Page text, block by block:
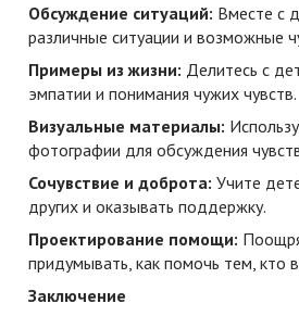
Обсуждение ситуаций: Вместе с
различные ситуации и возможные
Примеры из жизни: Делитесь с
эмпатии и понимания чужих чувств.
Визуальные материалы:
фотографии для обсуждения
Сочувствие и доброта: Учите
других и оказывать поддержку.
Проектирование помощи:
придумывать, как помочь тем, кто
Заключение